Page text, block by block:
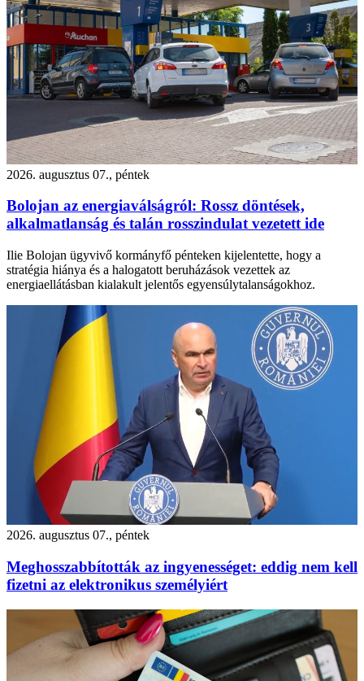
2026. augusztus 07., péntek
Bolojan az energiaválságról: Rossz döntések,
alkalmatlanság és talán rosszindulat vezetett ide
Ilie Bolojan ügyvivő kormányfő pénteken kijelentette, hogy a
stratégia hiánya és a halogatott beruházások vezettek az
energiaellátásban kialakult jelentős egyensúlytalanságokhoz.
2026. augusztus 07., péntek
Meghosszabbították az ingyenességet: eddig nem kell
fizetni az elektronikus személyiért